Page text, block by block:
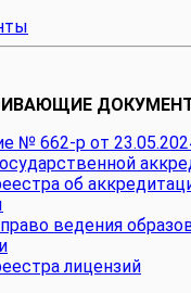
№ 662-р от
об
ведения
лицензий